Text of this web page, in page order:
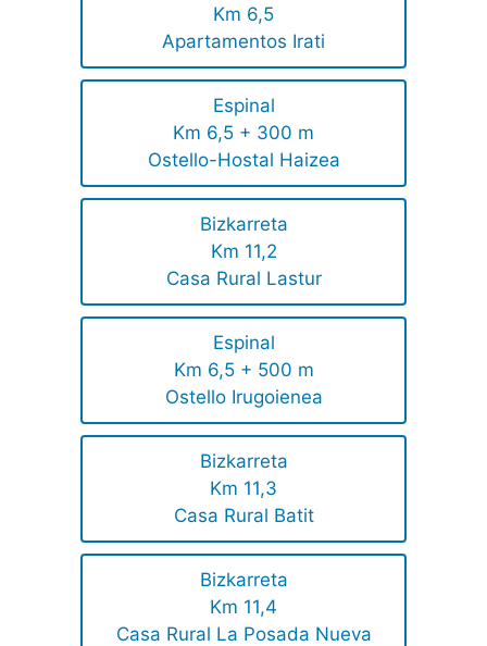
Km 6,5
Apartamentos Irati
Espinal
Km 6,5 + 300 m
Ostello-Hostal Haizea
Bizkarreta
Km 11,2
Casa Rural Lastur
Espinal
Km 6,5 + 500 m
Ostello Irugoienea
Bizkarreta
Km 11,3
Casa Rural Batit
Bizkarreta
Km 11,4
Casa Rural La Posada Nueva